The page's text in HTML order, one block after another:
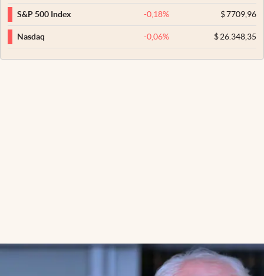
S&P 500 Index -0,18% $7709,96
Nasdaq -0,06% $26.348,35